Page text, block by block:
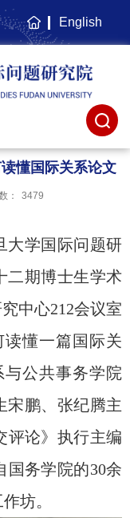
主
页
English
懂国际关系论文
： 3479
大学国际问题研
二期博士生学术
中心212会议室
懂一篇国际关
与公共事务学院
宋鹏、张纪腾主
评论》执行主编
国务学院的30余
坊。